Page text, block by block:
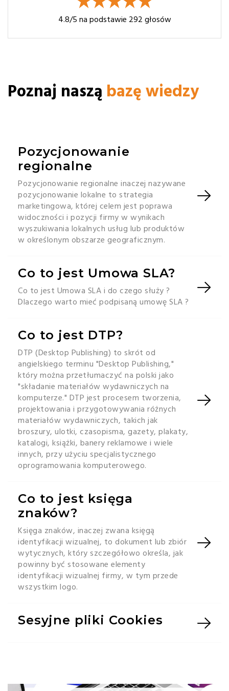
4.8/5 na podstawie 292 głosów
Poznaj naszą bazę wiedzy
Pozycjonowanie
regionalne
Pozycjonowanie regionalne inaczej nazywane
pozycjonowanie lokalne to strategia
marketingowa, której celem jest poprawa
widoczności i pozycji firmy w wynikach
wyszukiwania lokalnych usług lub produktów
w określonym obszarze geograficznym.
Co to jest Umowa SLA?
Co to jest Umowa SLA i do czego służy ?
Dlaczego warto mieć podpisaną umowę SLA ?
Co to jest DTP?
DTP (Desktop Publishing) to skrót od
angielskiego terminu "Desktop Publishing,"
który można przetłumaczyć na polski jako
"składanie materiałów wydawniczych na
komputerze." DTP jest procesem tworzenia,
projektowania i przygotowywania różnych
materiałów wydawniczych, takich jak
broszury, ulotki, czasopisma, gazety, plakaty,
katalogi, książki, banery reklamowe i wiele
innych, przy użyciu specjalistycznego
oprogramowania komputerowego.
Co to jest księga
znaków?
Księga znaków, inaczej zwana księgą
identyfikacji wizualnej, to dokument lub zbiór
wytycznych, który szczegółowo określa, jak
powinny być stosowane elementy
identyfikacji wizualnej firmy, w tym przede
wszystkim logo.
Sesyjne pliki Cookies